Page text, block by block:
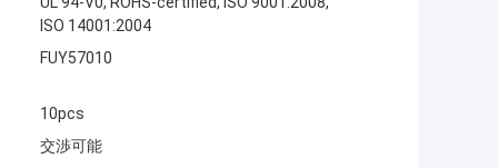
ISO 14001:2004
FUY57010
10pcs
交渉可能